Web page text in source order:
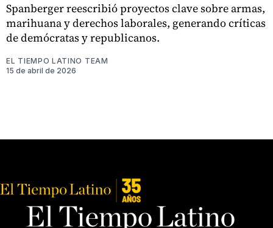
Spanberger reescribió proyectos clave sobre armas,
marihuana y derechos laborales, generando críticas
de demócratas y republicanos.
EL TIEMPO LATINO TEAM
15 de abril de 2026